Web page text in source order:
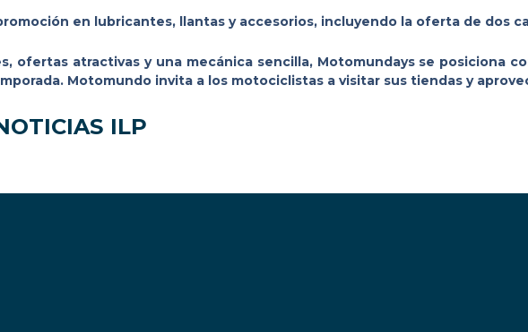
en lubricantes, llantas y accesorios, incluyendo la oferta de dos
ofertas atractivas y una mecánica sencilla, Motomundays se posiciona
Motomundo invita a los motociclistas a visitar sus tiendas y
ILP